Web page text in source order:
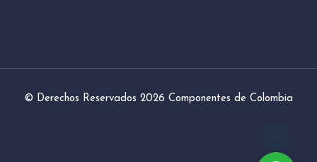
© Derechos Reservados 2026 Componentes de Colombia